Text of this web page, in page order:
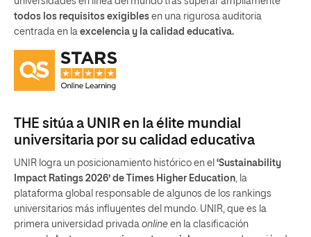
todos los requisitos exigibles en una rigurosa auditoria
centrada en la excelencia y la calidad educativa.
THE sitúa a UNIR en la élite mundial
universitaria por su calidad educativa
UNIR logra un posicionamiento histórico en el ‘Sustainability
Impact Ratings 2026’ de Times Higher Education, la
plataforma global responsable de algunos de los rankings
universitarios más influyentes del mundo. UNIR, que es la
primera universidad privada online en la clasificación